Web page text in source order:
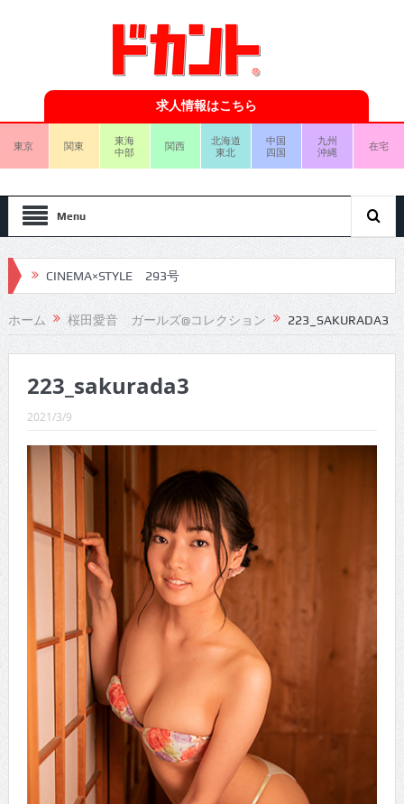
求人情報はこちら
東京 関東
東海
中部
関西
北海道
東北
中国
四国
九州
沖縄
在宅
Menu
CINEMA×STYLE 293号
CINEMA×STYLE 292号
CINEMA×STYLE 291号
CINEMA×STYLE 290号
CINEMA×STYLE 289号
CINEMA×STYLE 288号
CINEMA×STYLE 287号
CINEMA×STYLE 286号
CINEMA×STYLE 285号
CINEMA×STYLE 294号
ホーム 桜田愛音 ガールズ@コレクション 223_SAKURADA3
223_sakurada3
2021/3/9